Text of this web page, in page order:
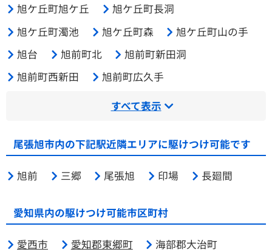
旭ケ丘町旭ケ丘
旭ケ丘町長洞
旭ケ丘町濁池
旭ケ丘町森
旭ケ丘町山の手
旭台
旭前町北
旭前町新田洞
旭前町西新田
旭前町広久手
すべて表示
尾張旭市内の下記駅近隣エリアに駆けつけ可能です
旭前 三郷 尾張旭 印場 長廻間
愛知県内の駆けつけ可能市区町村
愛西市 愛知郡東郷町
海部郡大治町